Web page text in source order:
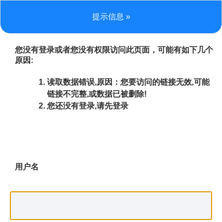
提示信息 »
您没有登录或者您没有权限访问此页面，可能有如下几个
原因:
读取数据错误,原因：您要访问的链接无效,可能
链接不完整,或数据已被删除!
您还没有登录,请先登录
用户名